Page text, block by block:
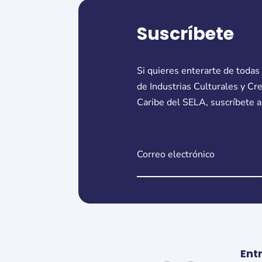
Suscríbete
Si quieres enterarte de
de Industrias Culturales y
Caribe del SELA, suscríbete